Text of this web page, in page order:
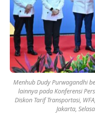
Menhub Dudy Purwagandhi
lainnya pada Konferensi
Diskon Tarif Transportasi,
Jakarta,